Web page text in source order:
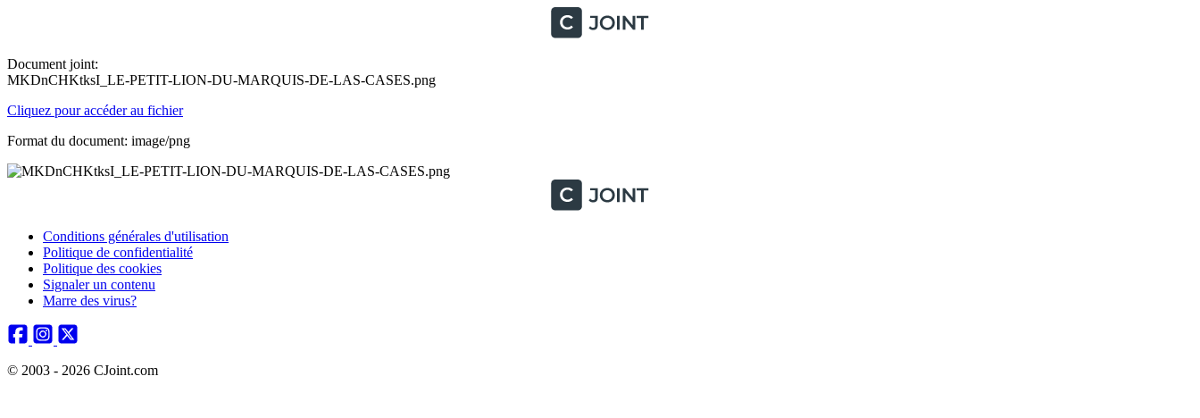
Document joint:
MKDnCHKtksI_LE-PETIT-LION-DU-MARQUIS-DE-LAS-CASES.png
Cliquez pour accéder au fichier
Format du document: image/png
Conditions générales d'utilisation
Politique de confidentialité
Politique des cookies
Signaler un contenu
Marre des virus?
© 2003 - 2026 CJoint.com